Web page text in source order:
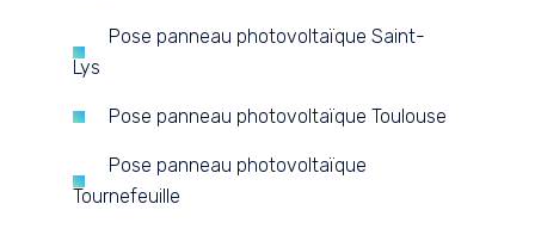
Pose panneau photovoltaïque Saint-
Lys
Pose panneau photovoltaïque Toulouse
Pose panneau photovoltaïque
Tournefeuille